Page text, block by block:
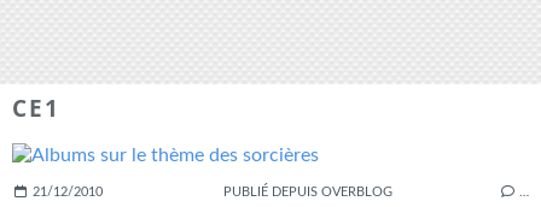
CE1
21/12/2010 PUBLIÉ DEPUIS OVERBLOG